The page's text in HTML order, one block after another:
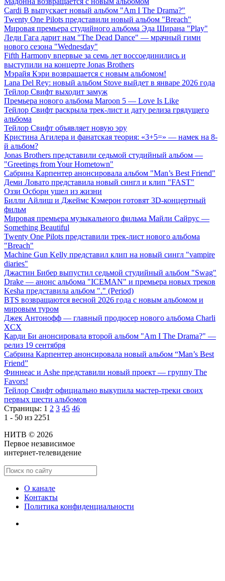
Cardi B выпускает новый альбом "Am I The Drama?"
Twenty One Pilots представили новый альбом "Breach"
Мировая премьера студийного альбома Эда Ширана "Play"
Леди Гага дарит нам "The Dead Dance" — мрачный гимн
нового сезона "Wednesday"
Fifth Harmony впервые за семь лет воссоединились и
выступили на концерте Jonas Brothers
Мэрайя Кэри возвращается с новым альбомом!
Lana Del Rey: новый альбом Stove выйдет в январе 2026 года
Тейлор Свифт выходит замуж
Премьера нового альбома Maroon 5 — Love Is Like
Тейлор Свифт раскрыла трек-лист и дату релиза грядущего
альбома
Тейлор Свифт объявляет новую эру
Кристина Агилера и фанатская теория: «3+5=» — намек на 8-
й альбом?
Jonas Brothers представили седьмой студийный альбом —
"Greetings from Your Hometown"
Сабрина Карпентер анонсировала альбом "Man’s Best Friend"
Деми Ловато представила новый сингл и клип "FAST"
Оззи Осборн ушел из жизни
Билли Айлиш и Джеймс Кэмерон готовят 3D-концертный
фильм
Мировая премьера музыкального фильма Майли Сайрус —
Something Beautiful
Twenty One Pilots представили трек-лист нового альбома
"Breach"
Machine Gun Kelly представил клип на новый сингл "vampire
diaries"
Джастин Бибер выпустил седьмой студийный альбом "Swag"
Drake — анонс альбома "ICEMAN" и премьера новых треков
Kesha представила альбом "." (Period)
BTS возвращаются весной 2026 года с новым альбомом и
мировым туром
Джек Антонофф — главный продюсер нового альбома Charli
XCX
Карди Би анонсировала второй альбом "Am I The Drama?" —
релиз 19 сентября
Сабрина Карпентер анонсировала новый альбом “Man’s Best
Friend”
Финнеас и Ashe представили новый проект — группу The
Favors!
Тейлор Свифт официально выкупила мастер-треки своих
первых шести альбомов
Страницы: 1 2 3 45 46
1 - 50 из 2251
НИТВ © 2026
Первое независимое
интернет-телевидение
О канале
Контакты
Политика конфиденциальности